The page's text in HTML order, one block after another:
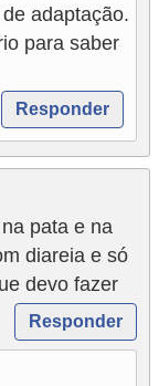
adaptação.
para saber
Responder
pata e na
diareia e só
devo fazer
Responder